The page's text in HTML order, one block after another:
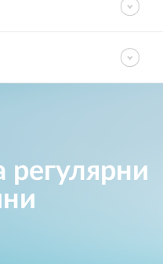
регулярни